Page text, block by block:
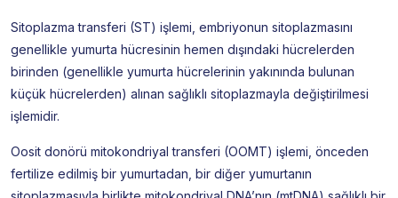
Sitoplazma transferi (ST) işlemi, embriyonun sitoplazmasını
genellikle yumurta hücresinin hemen dışındaki hücrelerden
birinden (genellikle yumurta hücrelerinin yakınında bulunan
küçük hücrelerden) alınan sağlıklı sitoplazmayla değiştirilmesi
işlemidir.
Oosit donörü mitokondriyal transferi (OOMT) işlemi, önceden
fertilize edilmiş bir yumurtadan, bir diğer yumurtanın